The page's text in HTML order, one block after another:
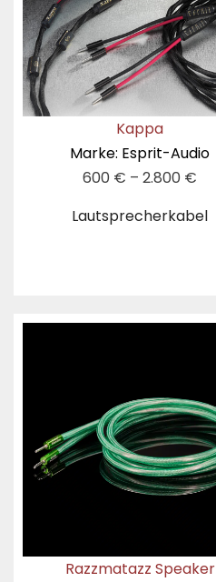
Lautsprecherkabel
Kappa
Marke: Esprit-Audio
600 € –2.800 €
Razzmatazz Speaker